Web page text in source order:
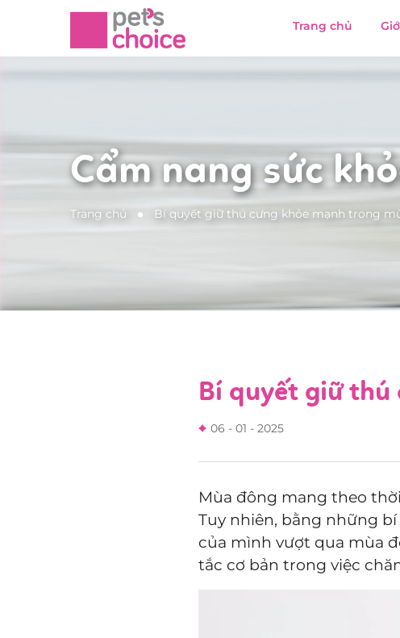
Trang chủ
Cẩm nang sức
Trang chủ Bí quyết giữ thú cưng khỏe mạnh trong
Bí quyết giữ thú
06 - 01 - 2025
Mùa đông mang theo
Tuy nhiên, bằng những
của mình vượt qua mùa
tắc cơ bản trong việc